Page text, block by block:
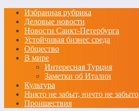
Избранная рубрика
Деловые новости
Новости Санкт-Петербурга
Устойчивая бизнес среда
Общество
В мире
Интересная Турция
Заметки об Италии
Культура
Никто не забыт, ничто не забыто
Проишествия